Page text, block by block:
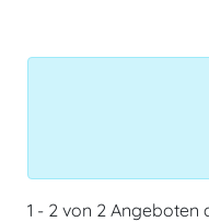
1 - 2 von 2 Angeboten